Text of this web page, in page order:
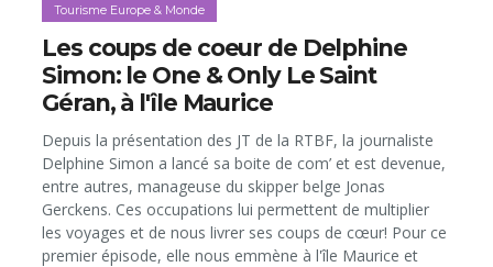
Tourisme Europe & Monde
Les coups de coeur de Delphine
Simon: le One & Only Le Saint
Géran, à l'île Maurice
Depuis la présentation des JT de la RTBF, la journaliste
Delphine Simon a lancé sa boite de com’ et est devenue,
entre autres, manageuse du skipper belge Jonas
Gerckens. Ces occupations lui permettent de multiplier
les voyages et de nous livrer ses coups de cœur! Pour ce
premier épisode, elle nous emmène à l'île Maurice et